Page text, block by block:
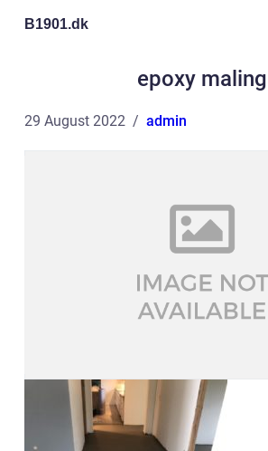
B1901.dk
epoxy maling
29 August 2022 admin